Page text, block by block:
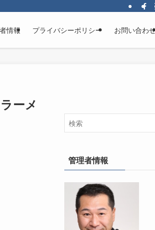
情報 プライバシーポリシー お問い合わ
ーメ
管理者情報